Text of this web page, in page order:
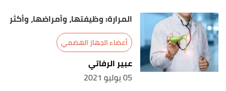
المرارة: وظيفتها، وأمراضها، وأكثر
أعضاء الجهاز الهضمي
عبير الرفاتي
05 يوليو 2021